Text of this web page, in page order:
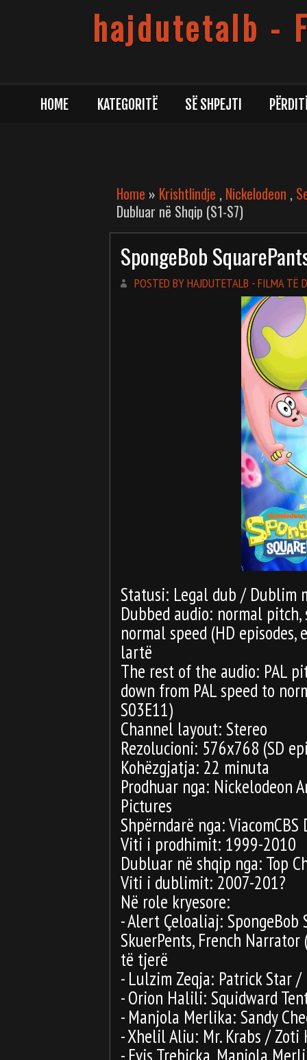
hajdutetalb -
HOME KATEGORITË SË SHPEJTI
Home » Krishtlindje , Nickelodeon ,
Dubluar në Shqip (S1-S7)
SpongeBob
POSTED BY HAJDUTETALB - FILMA TË
Statusi: Legal dub / Dublim
Dubbed audio: normal
normal speed (HD
lartë
The rest of the audio: PAL
down from PAL speed to
S03E11)
Channel layout: Stereo
Rezolucioni: 576x768 (SD
Kohëzgjatja: 22 minuta
Prodhuar nga: Nickelodeon
Pictures
Shpërndarë nga:
Viti i prodhimit: 1999-2010
Dubluar në shqip nga: Top
Viti i dublimit: 2007-201?
Në role kryesore:
- Alert Çeloaliaj: SpongeBob
SkuerPents, French
të tjerë
- Lulzim Zeqja: Patrick Star
- Orion Halili: Squidward
- Manjola Merlika: Sandy
- Xhelil Aliu: Mr. Krabs / Zoti
- Evis Trebicka, Manjola